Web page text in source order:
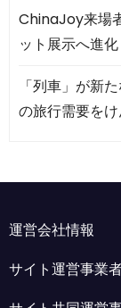
ChinaJoy来場
ット展示へ進化
「列車」が新
の旅行需要をけ
運営会社情報
サイト運営事業